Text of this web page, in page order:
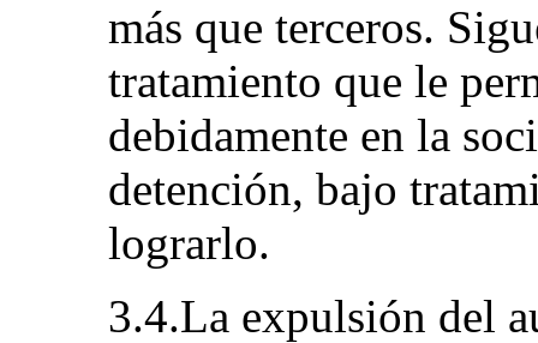
más que terceros.
tratamiento que le
debidamente en la
detención, bajo
lograrlo.
3.4.La expulsión del